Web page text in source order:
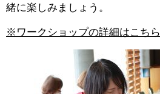
緒に楽しみましょう。
※ワークショップの詳細はこちら